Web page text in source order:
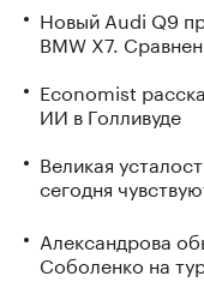
Новый Audi Q9
BMW X7.
Economist
ИИ в Голливуде
Великая
сегодня
Александрова
Соболенко на